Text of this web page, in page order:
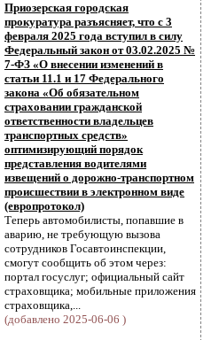
Приозерская городская
прокуратура разъясняет, что с 3
февраля 2025 года вступил в силу
Федеральный закон от 03.02.2025 №
7-ФЗ «О внесении изменений в
статьи 11.1 и 17 Федерального
закона «Об обязательном
страховании гражданской
ответственности владельцев
транспортных средств»
оптимизирующий порядок
представления водителями
извещений о дорожно-транспортном
происшествии в электронном виде
(европротокол)
Теперь автомобилисты, попавшие в
аварию, не требующую вызова
сотрудников Госавтоинспекции,
смогут сообщить об этом через:
портал госуслуг; официальный сайт
страховщика; мобильные приложения
страховщика,...
(добавлено 2025-06-06 )